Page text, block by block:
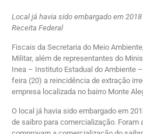
Local já havia sido embargado em
Receita Federal
Fiscais da Secretaria do Meio
Militar, além de representantes do
Inea – Instituto Estadual do Ambiente
feira (20) a reincidência de extração
empresa localizada no bairro Monte
O local já havia sido embargado em
de saibro para comercialização. Foram